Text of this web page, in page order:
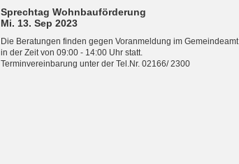
Sprechtag Wohnbauförderung
Mi. 13. Sep 2023
Die Beratungen finden gegen Voranmeldung im Gemeindeamt
in der Zeit von 09:00 - 14:00 Uhr statt.
Terminvereinbarung unter der Tel.Nr. 02166/ 2300